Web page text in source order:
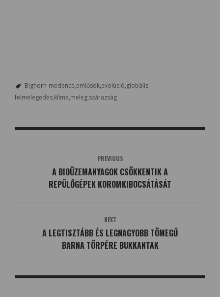
Bighorn-medence emlősök evolúció globális
felmelegedés klíma meleg szárazság
PREVIOUS
A BIOÜZEMANYAGOK CSÖKKENTIK A
REPÜLŐGÉPEK KOROMKIBOCSÁTÁSÁT
NEXT
A LEGTISZTÁBB ÉS LEGNAGYOBB TÖMEGŰ
BARNA TÖRPÉRE BUKKANTAK